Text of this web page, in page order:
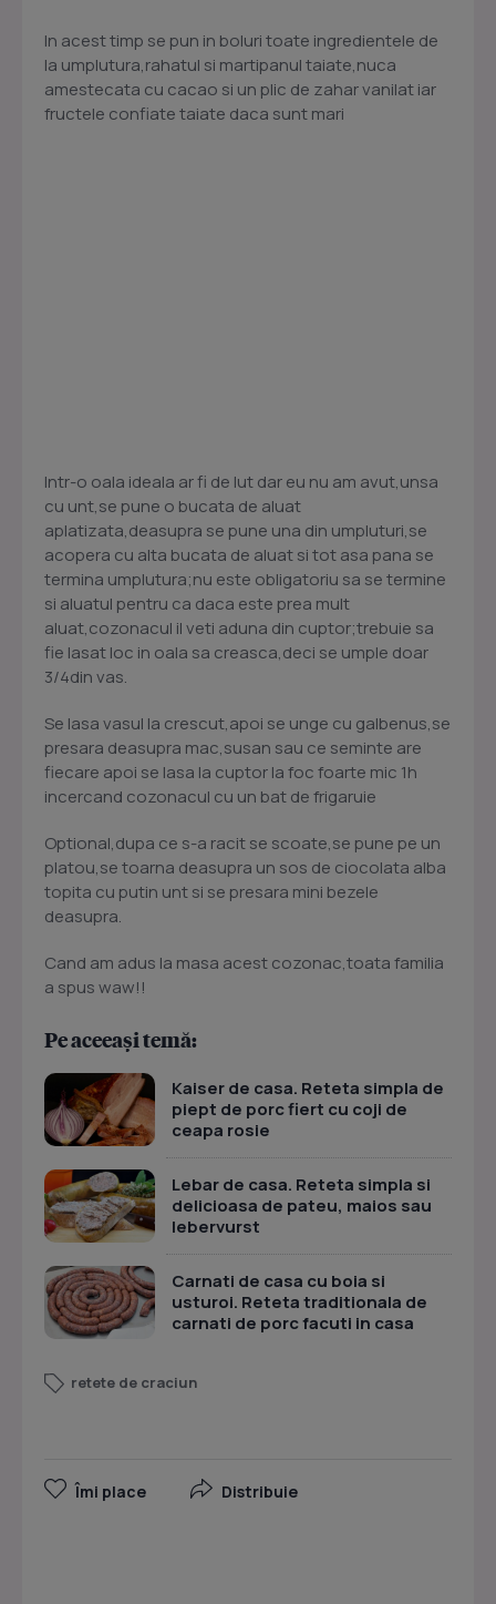
In acest timp se pun in boluri toate ingredientele de
la umplutura,rahatul si martipanul taiate,nuca
amestecata cu cacao si un plic de zahar vanilat iar
fructele confiate taiate daca sunt mari
Intr-o oala ideala ar fi de lut dar eu nu am avut,unsa
cu unt,se pune o bucata de aluat
aplatizata,deasupra se pune una din umpluturi,se
acopera cu alta bucata de aluat si tot asa pana se
termina umplutura;nu este obligatoriu sa se termine
si aluatul pentru ca daca este prea mult
aluat,cozonacul il veti aduna din cuptor;trebuie sa
fie lasat loc in oala sa creasca,deci se umple doar
3/4din vas.
Se lasa vasul la crescut,apoi se unge cu galbenus,se
presara deasupra mac,susan sau ce seminte are
fiecare apoi se lasa la cuptor la foc foarte mic 1h
incercand cozonacul cu un bat de frigaruie
Optional,dupa ce s-a racit se scoate,se pune pe un
platou,se toarna deasupra un sos de ciocolata alba
topita cu putin unt si se presara mini bezele
deasupra.
Cand am adus la masa acest cozonac,toata familia
a spus waw!!
Pe aceeași temă:
Kaiser de casa. Reteta simpla de
piept de porc fiert cu coji de
ceapa rosie
Lebar de casa. Reteta simpla si
delicioasa de pateu, maios sau
lebervurst
Carnati de casa cu boia si
usturoi. Reteta traditionala de
carnati de porc facuti in casa
retete de craciun
Îmi place Distribuie